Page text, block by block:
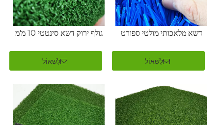
דשא מלאכותי מולטי ספורט
לִשְׁאוֹל
גולף ירוק דשא סינטטי 10 מ'מ
לִשְׁאוֹל